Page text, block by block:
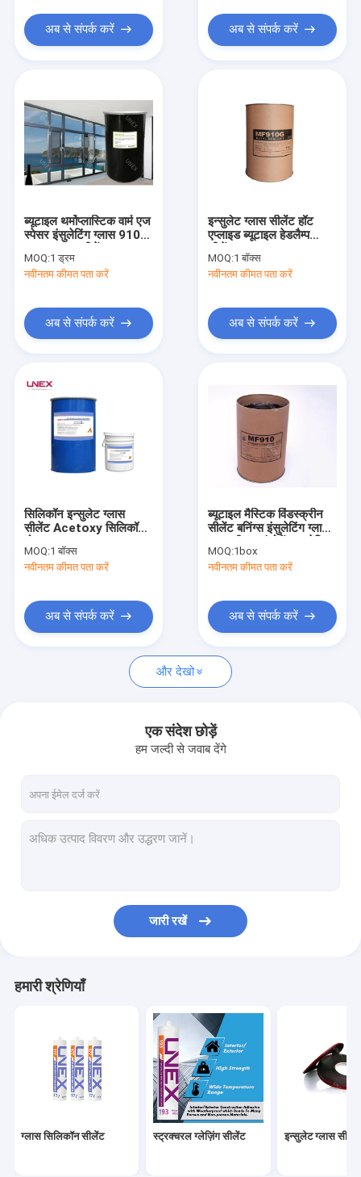
उत्पादों
हमारे बारे में
कारखाना भ्रमण
एक उद्धरण की विनती करे
ग्लास सिलिकॉन सीलेंट
एल्यूमिनियम विंडो स्पेसर
ग्लास हार्डवेयर
ग्लास एनामेल्स पेंट
अब से संपर्क करें अब से संपर्क करें
ब्यूटाइल थर्मोप्लास्टिक वार्म एज
स्पेसर इंसुलेटिंग ग्लास 910S
MOQ:1 ड्रम
नवीनतम कीमत पता करें
अब से संपर्क करें
इन्सुलेट ग्लास सीलेंट हॉट
एप्लाइड ब्यूटाइल हेडलैम्प
MOQ:1 बॉक्स
नवीनतम कीमत पता करें
अब से संपर्क करें
सिलिकॉन इन्सुलेट ग्लास
सीलेंट Acetoxy सिलिकॉन
MOQ:1 बॉक्स
नवीनतम कीमत पता करें
अब से संपर्क करें
ब्यूटाइल मैस्टिक विंडस्क्रीन
सीलेंट बनिंग्स इंसुलेटिंग ग्लास
MOQ:1box
नवीनतम कीमत पता करें
अब से संपर्क करें
और देखो
एक संदेश छोड़ें
हम जल्दी से जवाब देंगे
जारी रखें
हमारी श्रेणियाँ
ग्लास सिलिकॉन सीलेंट स्ट्रक्चरल ग्लेज़िंग सीलेंट इन्सुलेट ग्लास सीलेंट